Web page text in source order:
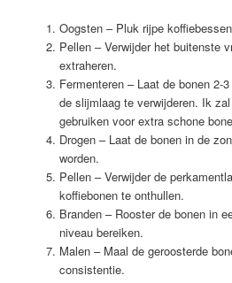
Oogsten – Pluk rijpe
Pellen – Verwijder het buitenste
extraheren.
Fermenteren – Laat de bonen 2-
de slijmlaag te verwijderen. Ik
gebruiken voor extra schone
Drogen – Laat de bonen in de
worden.
Pellen – Verwijder de
koffiebonen te onthullen.
Branden – Rooster de bonen in
niveau bereiken.
Malen – Maal de geroosterde
consistentie.